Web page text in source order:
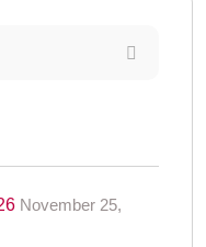
November 25,